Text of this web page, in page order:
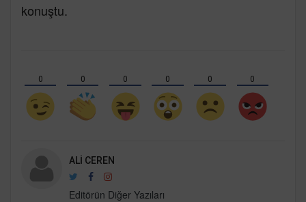
konuştu.
0 0 0 0 0 0
ALI CEREN
Editörün Diğer Yazıları